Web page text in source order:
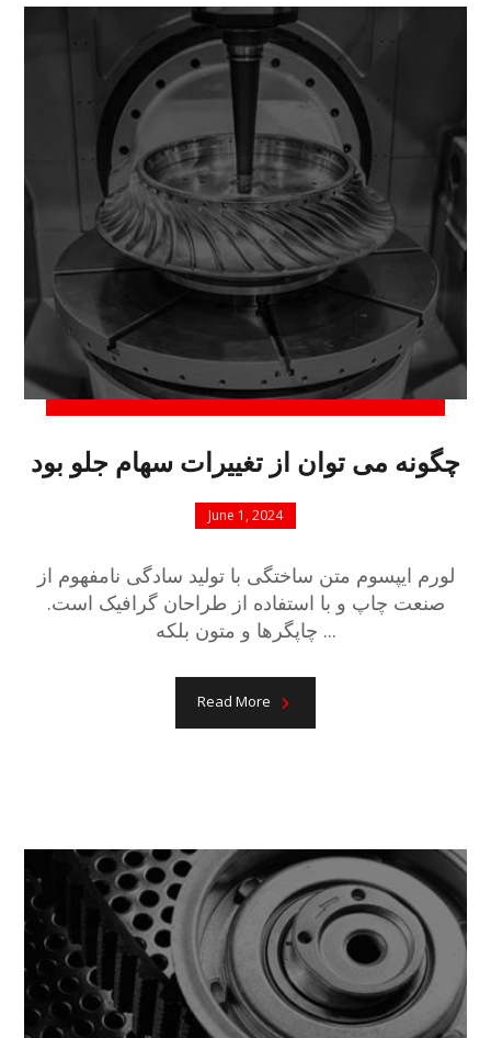
چگونه می توان از تغییرات سهام جلو بود
June 1, 2024
لورم ایپسوم متن ساختگی با تولید سادگی نامفهوم از
صنعت چاپ و با استفاده از طراحان گرافیک است.
چاپگرها و متون بلکه ...
Read More